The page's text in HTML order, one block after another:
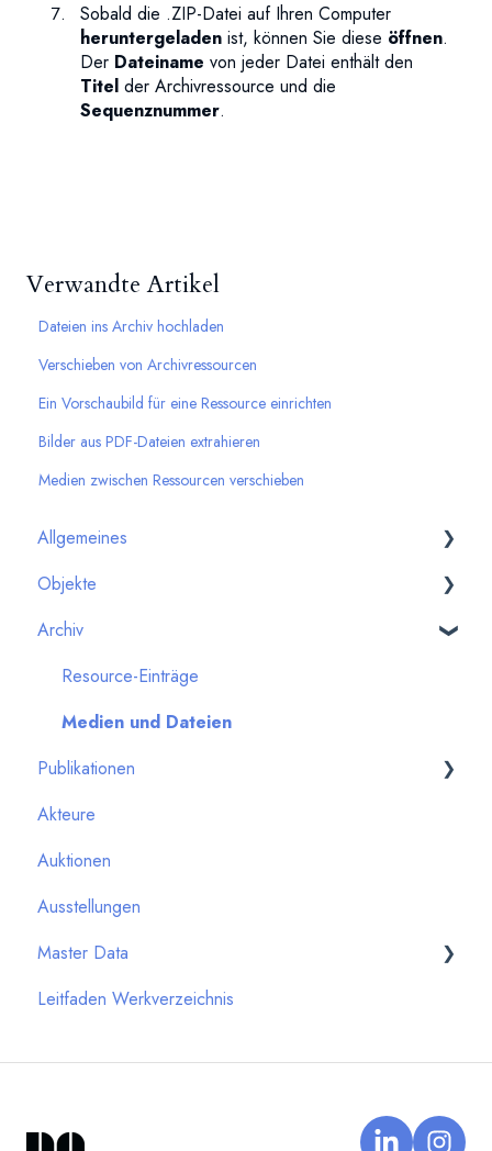
Sobald die .ZIP-Datei auf Ihren Computer
heruntergeladen ist, können Sie diese öffnen.
Der Dateiname von jeder Datei enthält den
Titel der Archivressource und die
Sequenznummer.
Verwandte Artikel
Dateien ins Archiv hochladen
Verschieben von Archivressourcen
Ein Vorschaubild für eine Ressource einrichten
Bilder aus PDF-Dateien extrahieren
Medien zwischen Ressourcen verschieben
Allgemeines
Erste Schritte
Qualitätssicherung
Systemupdates & neue Features
Technologie
Objekte
Bildmaterial
Werkdetails
Provenienz
Provenienz-Events
Publikations-Events
Berichte
Archiv
Resource-Einträge
Medien und Dateien
Publikationen
Einführung
Publikationsmedien
Akteure
Auktionen
Ausstellungen
Master Data
Schlagworte
Leitfaden Werkverzeichnis